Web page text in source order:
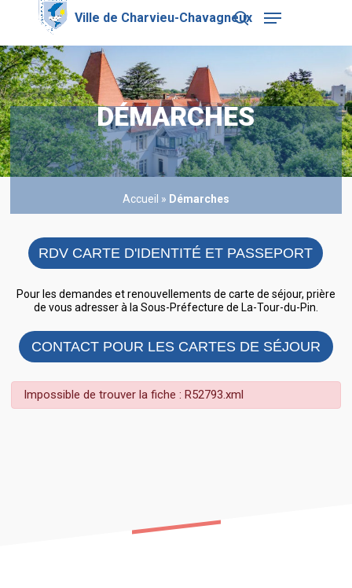
content
search
Menu
DÉMARCHES
Accueil » Démarches
RDV CARTE D'IDENTITÉ ET PASSEPORT
Pour les demandes et renouvellements de carte de séjour, prière
de vous adresser à la Sous-Préfecture de La-Tour-du-Pin.
CONTACT POUR LES CARTES DE SÉJOUR
Impossible de trouver la fiche : R52793.xml
Close